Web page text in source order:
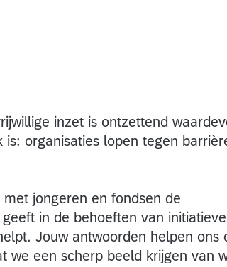
inzet is ontzettend
organisaties lopen tegen
jongeren en fondsen de
in de behoeften van
Jouw antwoorden helpen ons
we een scherp beeld krijgen van